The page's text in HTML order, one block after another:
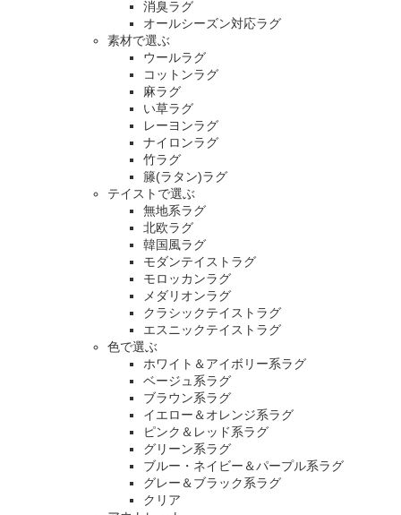
消臭ラグ
オールシーズン対応ラグ
素材で選ぶ
ウールラグ
コットンラグ
麻ラグ
い草ラグ
レーヨンラグ
ナイロンラグ
竹ラグ
籐(ラタン)ラグ
テイストで選ぶ
無地系ラグ
北欧ラグ
韓国風ラグ
モダンテイストラグ
モロッカンラグ
メダリオンラグ
クラシックテイストラグ
エスニックテイストラグ
色で選ぶ
ホワイト＆アイボリー系ラグ
ベージュ系ラグ
ブラウン系ラグ
イエロー＆オレンジ系ラグ
ピンク＆レッド系ラグ
グリーン系ラグ
ブルー・ネイビー＆パープル系ラグ
グレー＆ブラック系ラグ
クリア